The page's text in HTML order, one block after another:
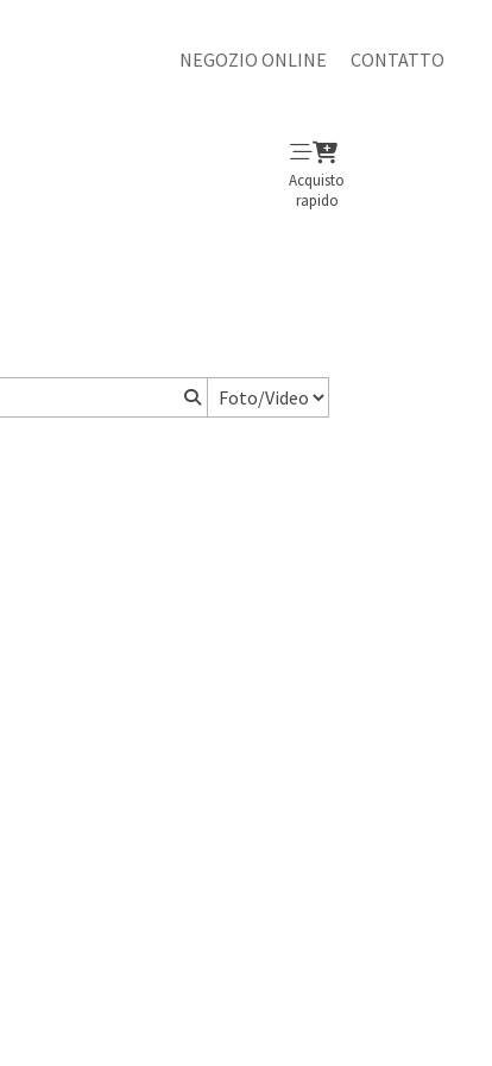
NEGOZIO ONLINE CONTATTO
Acquisto
rapido